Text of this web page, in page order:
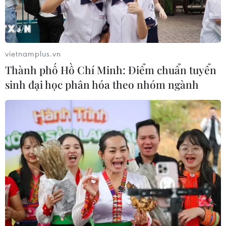
Cộng hòa Dân chủ Congo ghi nhận
hơn 300 trẻ em tử vong do Ebola
08/08/2026 15:21
Ớt nhập khẩu từ Mexico khiến hàng
trăm người tiêu dùng Mỹ nhiễm
khuẩn Salmonella
07/08/2026 00:43
Nước thải từ máy bay có thể giúp
phát hiện sớm nguy cơ đại dịch
06/08/2026 22:30
vietnamplus.vn
Thành phố Hồ Chí Minh: Điểm chuẩn tuyển
sinh đại học phân hóa theo nhóm ngành